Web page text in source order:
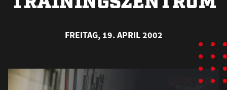
FREITAG, 19. APRIL 2002